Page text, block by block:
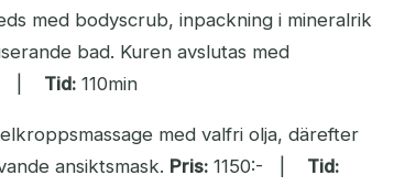
med bodyscrub, inpackning i mineralrik
bad. Kuren avslutas med
| Tid: 110min
med valfri olja, därefter
ansiktsmask. Pris: 1150:- | Tid: